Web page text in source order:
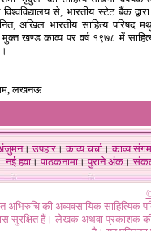
से, भारतीय स्टेट बैंक द्वारा
अखिल भारतीय साहित्य परिषद
मुक्त खण्ड काव्य पर वर्ष १९७८ में
लखनऊ
।उपहार।काव्य चर्चा।काव्य संगम
नई हवा। पाठकनामा। पुराने अंक।
अभिरुचि की अव्यवसायिक
सुरक्षित हैं। लेखक अथवा प्रकाशक की